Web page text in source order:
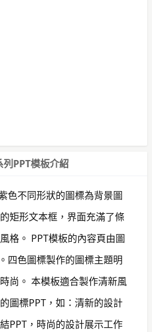
PPT模板介紹
色不同形狀的圖標為背景圖
矩形文本框，界面充滿了條
格。 PPT模板的內容頁由圖
四色圖標製作的圖標主題明
尚。 本模板適合製作清新風
圖標PPT，如：清新的設計
PPT，時尚的設計展示工作